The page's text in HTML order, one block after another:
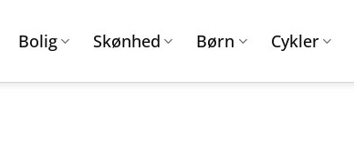
Bolig Skønhed Børn Cykler